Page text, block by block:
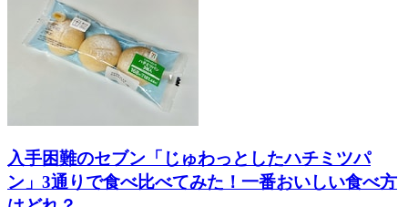
入手困難のセブン「じゅわっとしたハチミツパ
ン」3通りで食べ比べてみた！一番おいしい食べ方